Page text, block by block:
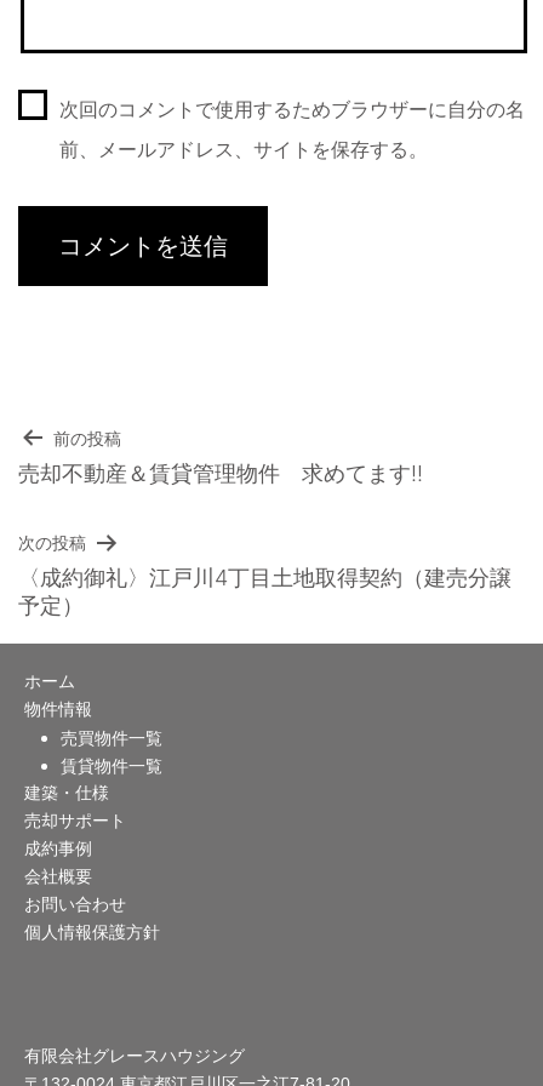
次回のコメントで使用するためブラウザーに自分の名
前、メールアドレス、サイトを保存する。
投
稿
ナ
ビ
ゲ
ー
シ
ョ
ン
前の投稿
売却不動産＆賃貸管理物件 求めてます!!
次の投稿
〈成約御礼〉江戸川4丁目土地取得契約（建売分譲
予定）
ホーム
物件情報
売買物件一覧
賃貸物件一覧
建築・仕様
売却サポート
成約事例
会社概要
お問い合わせ
個人情報保護方針
有限会社グレースハウジング